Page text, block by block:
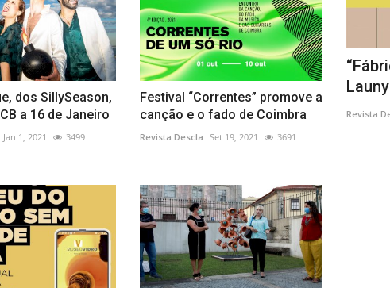
dos SillySeason,
a 16 de Janeiro
Jan 1, 2021 3499
Festival “Correntes” promove a
canção e o fado de Coimbra
Revista Descla Set 19, 2021 3691
Entrega do Prémio Margarida e Jaime
Gralheiro
Revista Descla Dez 29, 2023 2309 Revista